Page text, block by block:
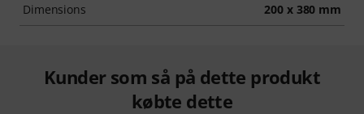
Dimensions 200 x 380 mm
Kunder som så på dette produkt
købte dette